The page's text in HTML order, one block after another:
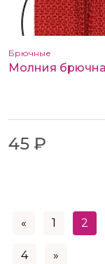
Брючные
Молния
45 ₽
« 1 2
4 »